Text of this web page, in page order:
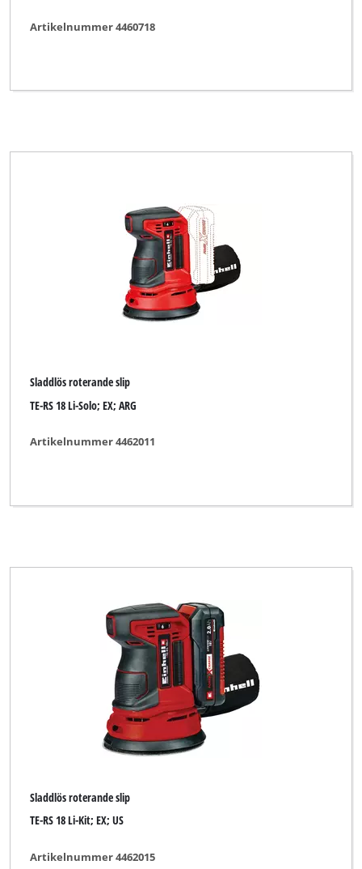
Artikelnummer 4460718
Sladdlös roterande slip
TE-RS 18 Li-Solo; EX; ARG
Artikelnummer 4462011
Sladdlös roterande slip
TE-RS 18 Li-Kit; EX; US
Artikelnummer 4462015